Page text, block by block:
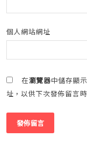
個人網站網址
在瀏覽器中儲存顯
址，以供下次發佈留言